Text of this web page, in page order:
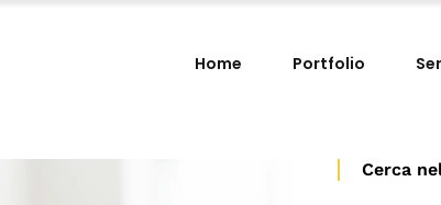
Home Portfolio
Cerca